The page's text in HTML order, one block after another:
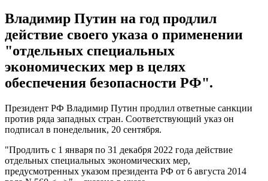
Владимир Путин на год продлил
действие своего указа о применении
"отдельных специальных
экономических мер в целях
обеспечения безопасности РФ".
Президент РФ Владимир Путин продлил ответные санкции
против ряда западных стран. Соответствующий указ он
подписал в понедельник, 20 сентября.
"Продлить с 1 января по 31 декабря 2022 года действие
отдельных специальных экономических мер,
предусмотренных указом президента РФ от 6 августа 2014